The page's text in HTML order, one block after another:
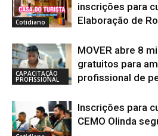
Cotidiano
inscrições para
Elaboração de
CAPACITAÇÃO
PROFISSIONAL
MOVER abre 8
gratuitos para
profissional de
Inscrições para
CEMO Olinda